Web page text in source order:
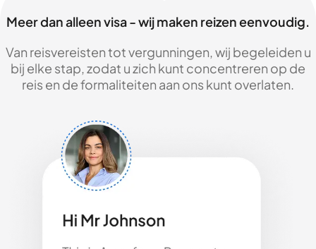
Meer dan alleen visa - wij maken reizen eenvoudig.
Van reisvereisten tot vergunningen, wij begeleiden u
bij elke stap, zodat u zich kunt concentreren op de
reis en de formaliteiten aan ons kunt overlaten.